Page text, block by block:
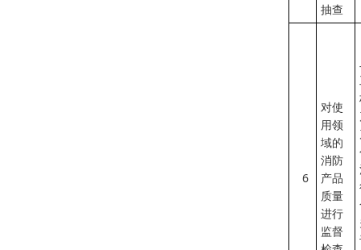
抽查
6
对使
用领
域的
消防
产品
质量
进行
监督